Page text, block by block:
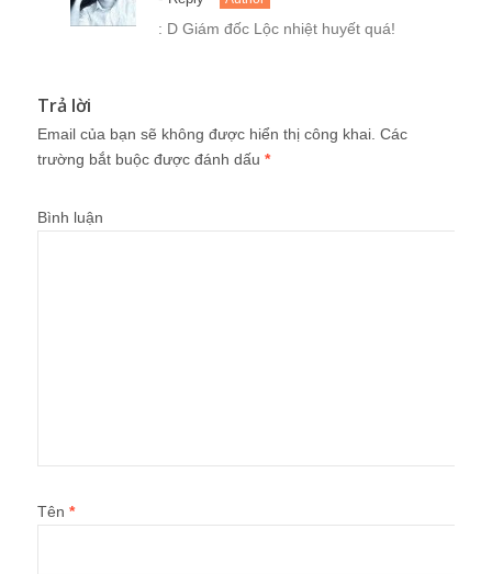
: D Giám đốc Lộc nhiệt huyết quá!
Trả lời
Email của bạn sẽ không được hiển thị công khai. Các
trường bắt buộc được đánh dấu *
Bình luận
Tên *